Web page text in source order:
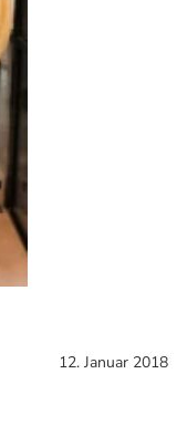
12. Januar 2018